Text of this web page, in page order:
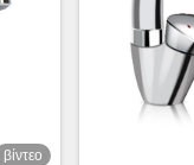
βίντεο